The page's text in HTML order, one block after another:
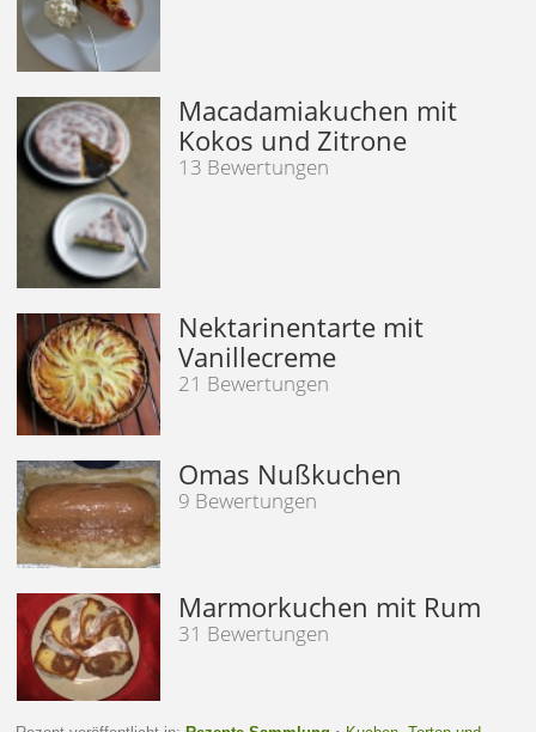
Macadamiakuchen mit
Kokos und Zitrone
13 Bewertungen
Nektarinentarte mit
Vanillecreme
21 Bewertungen
Omas Nußkuchen
9 Bewertungen
Marmorkuchen mit Rum
31 Bewertungen